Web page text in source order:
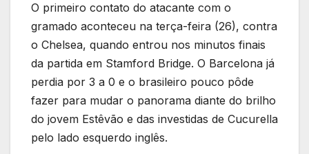
O primeiro contato do atacante com o
gramado aconteceu na terça-feira (26), contra
o Chelsea, quando entrou nos minutos finais
da partida em Stamford Bridge. O Barcelona já
perdia por 3 a 0 e o brasileiro pouco pôde
fazer para mudar o panorama diante do brilho
do jovem Estêvão e das investidas de Cucurella
pelo lado esquerdo inglês.